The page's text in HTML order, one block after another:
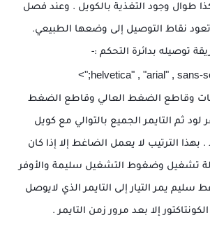
طوال وجود التغذية بالكويل . وعند فصل
تعود نقاط التوصيل إلى وضعها الطبيعي.
توصيله بدائرة التحكم :-
وقاطع الضغط العالي وقاطع الضغط
ثم التايمر الجميع بالتوالي مع كويل
بهذا الترتيب لا يعمل الضاغط إلا إذا كان
تشغيل وضغوط التشغيل سليمة والأوفر
سليم يمر التيار إلى التايمر الذي لايوصل
الكونتاكتور إلا بعد مرور زمن التايمر .